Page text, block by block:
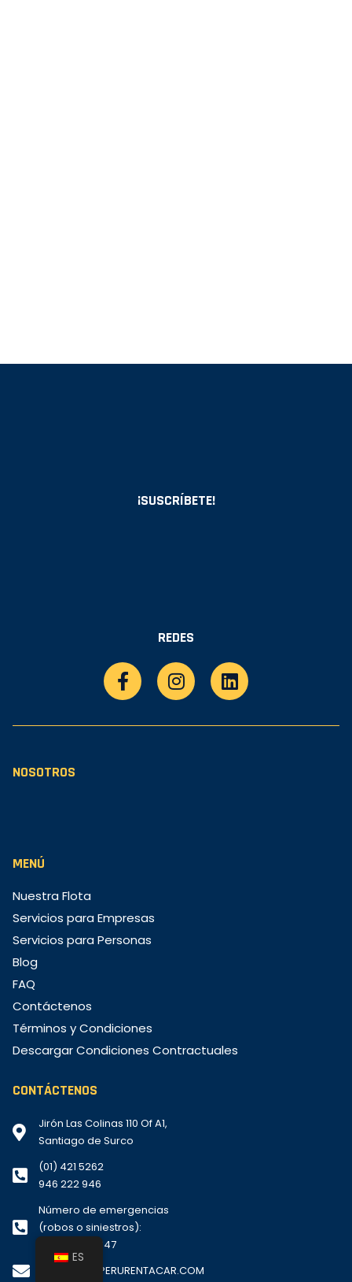
¡SUSCRÍBETE!
REDES
NOSOTROS
MENÚ
Nuestra Flota
Servicios para Empresas
Servicios para Personas
Blog
FAQ
Contáctenos
Términos y Condiciones
Descargar Condiciones Contractuales
CONTÁCTENOS
Jirón Las Colinas 110 Of A1,
Santiago de Surco
(01) 421 5262
946 222 946
Número de emergencias
(robos o siniestros):
+51 994 159 847
RESERVAS@PERURENTACAR.COM
ES